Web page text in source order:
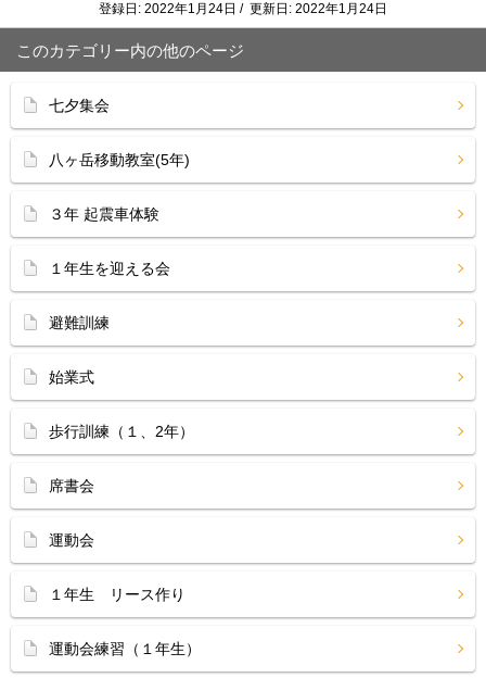
登録日: 2022年1月24日 / 更新日: 2022年1月24日
このカテゴリー内の他のページ
七夕集会
八ヶ岳移動教室(5年)
３年 起震車体験
１年生を迎える会
避難訓練
始業式
歩行訓練（１、2年）
席書会
運動会
１年生 リース作り
運動会練習（１年生）